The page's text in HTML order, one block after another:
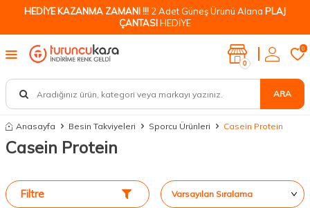
HEDİYE KAZANMA ZAMANI !!! 2 Adet Güneş Ürünü Alana PLAJ
ÇANTASIHEDİYE
ARA
0
0
Anasayfa Besin Takviyeleri Sporcu Ürünleri Casein Protein
Casein Protein
Filtre